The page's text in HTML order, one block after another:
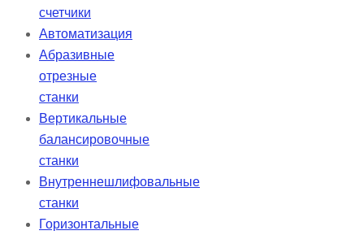
счетчики
Автоматизация
Абразивные
отрезные
станки
Вертикальные
балансировочные
станки
Внутреннешлифовальные
станки
Горизонтальные